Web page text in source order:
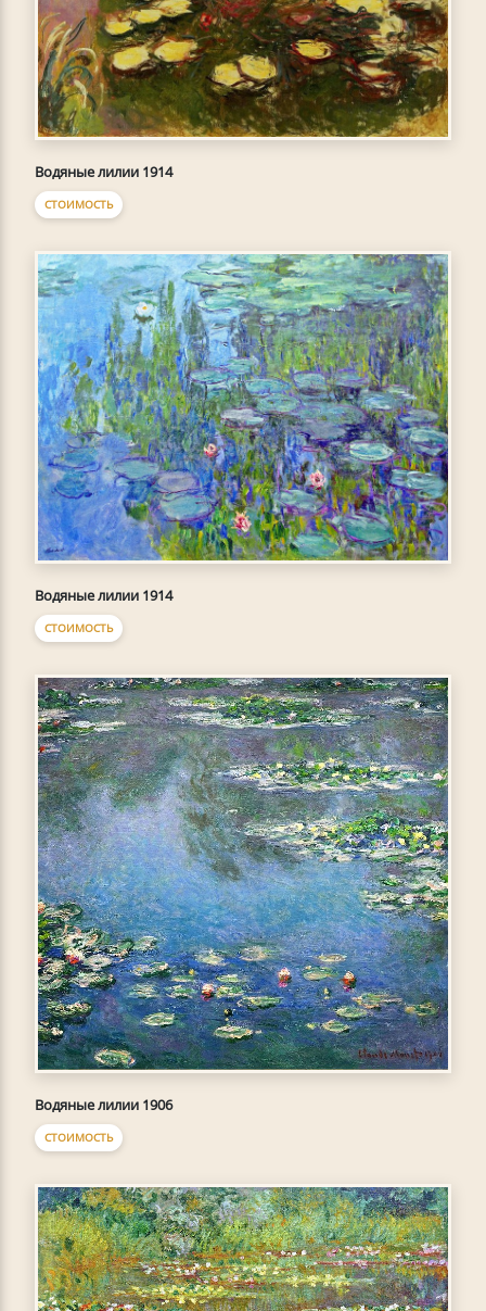
Водяные лилии 1914
СТОИМОСТЬ
Водяные лилии 1914
СТОИМОСТЬ
Водяные лилии 1906
СТОИМОСТЬ